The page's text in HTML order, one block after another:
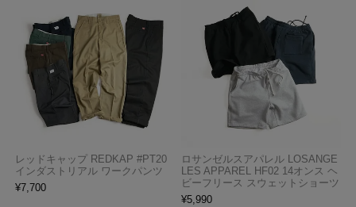
レッドキャップ REDKAP #PT20
インダストリアル ワークパンツ
¥7,700
ロサンゼルスアパレル LOSANGE
LES APPAREL HF02 14オンス ヘ
ビーフリース スウェットショーツ
¥5,990